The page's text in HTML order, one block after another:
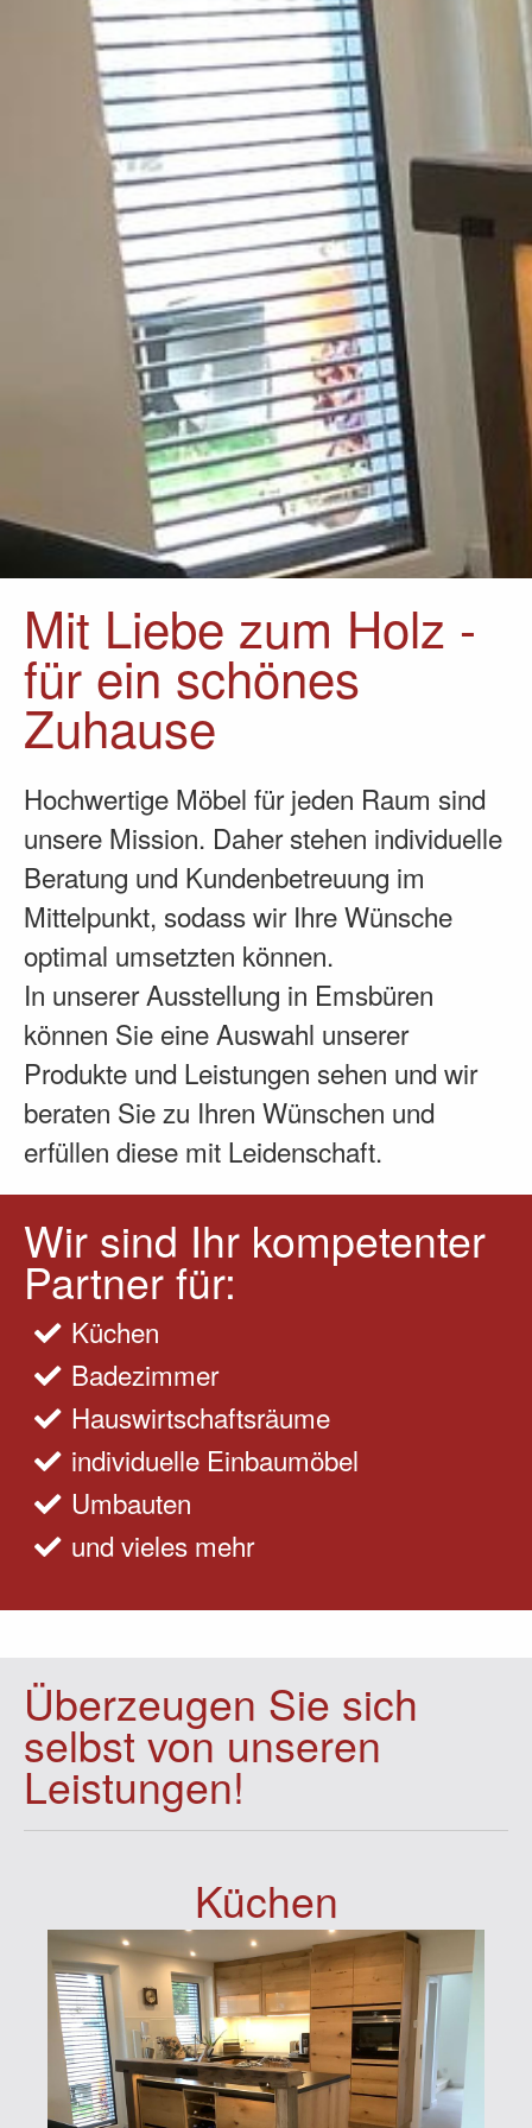
Mit Liebe zum Holz -
für ein schönes
Zuhause
Hochwertige Möbel für jeden Raum sind
unsere Mission. Daher stehen individuelle
Beratung und Kundenbetreuung im
Mittelpunkt, sodass wir Ihre Wünsche
optimal umsetzten können.
In unserer Ausstellung in Emsbüren
können Sie eine Auswahl unserer
Produkte und Leistungen sehen und wir
beraten Sie zu Ihren Wünschen und
erfüllen diese mit Leidenschaft.
Wir sind Ihr kompetenter
Partner für:
Küchen
Badezimmer
Hauswirtschaftsräume
individuelle Einbaumöbel
Umbauten
und vieles mehr
Überzeugen Sie sich
selbst von unseren
Leistungen!
Küchen